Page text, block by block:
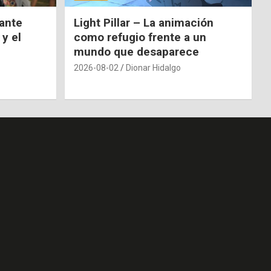
el
Light Pillar – La animación
como refugio frente a un
mundo que desaparece
2026-08-02 Dionar Hidalgo